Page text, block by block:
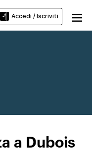
Accedi / Iscriviti
a Dubois